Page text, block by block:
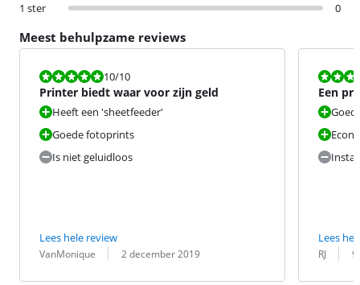
1 ster
0
Meest behulpzame reviews
Beoordeling is 10 van de 10.
10/10
Printer biedt waar voor zijn geld
Heeft een 'sheetfeeder'
Goede fotoprints
Is niet geluidloos
Lees hele review
Beoordeling door:
VanMonique
Datum: 2 december 2019
Een
bevalt
Lees
RJ
Datum: 9